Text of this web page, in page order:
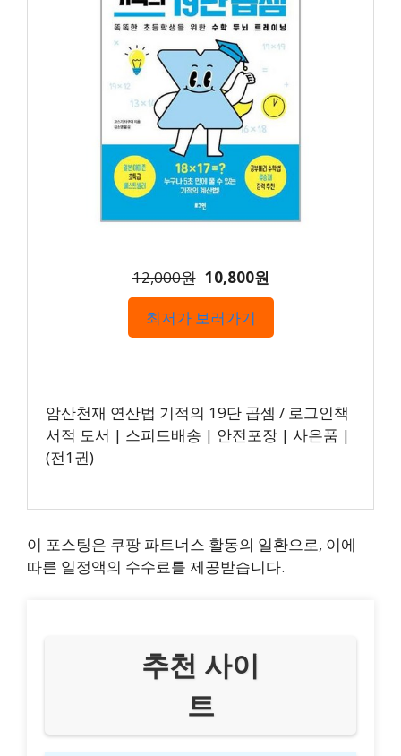
12,000원 10,800원
최저가 보러가기
암산천재 연산법 기적의 19단 곱셈 / 로그인책
서적 도서 | 스피드배송 | 안전포장 | 사은품 |
(전1권)
이 포스팅은 쿠팡 파트너스 활동의 일환으로, 이에
따른 일정액의 수수료를 제공받습니다.
추천 사이
트